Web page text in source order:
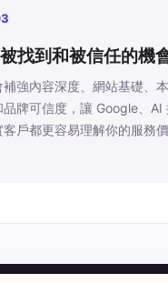
找到和被信任的機
補強內容深度、網站基礎、
品牌可信度，讓 Google、AI
客戶都更容易理解你的服務價